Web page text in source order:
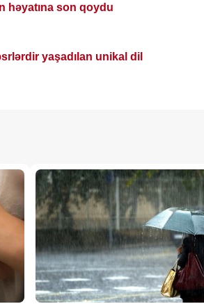
həyatına son qoydu
yaşadılan unikal dil